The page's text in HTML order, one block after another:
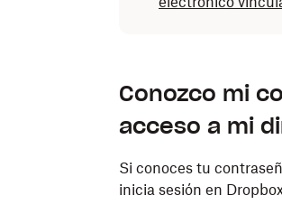
Conozco mi
acceso a mi
Si conoces tu
inicia sesión en